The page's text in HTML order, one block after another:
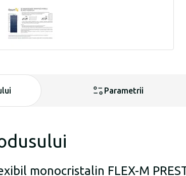
Parametrii
monocristalin FLEX-M